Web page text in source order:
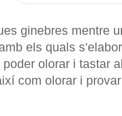
ginebres mentre
els quals
olorar i tastar
com olorar i